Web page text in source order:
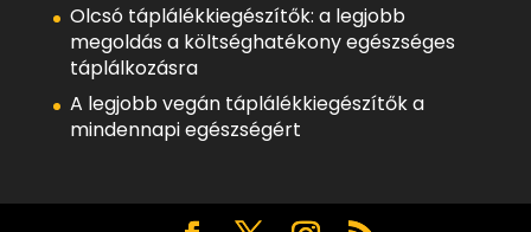
Olcsó táplálékkiegészítők: a legjobb
megoldás a költséghatékony egészséges
táplálkozásra
A legjobb vegán táplálékkiegészítők a
mindennapi egészségért